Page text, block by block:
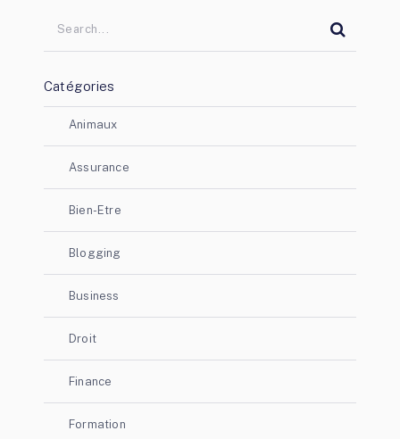
Catégories
Animaux
Assurance
Bien-Etre
Blogging
Business
Droit
Finance
Formation